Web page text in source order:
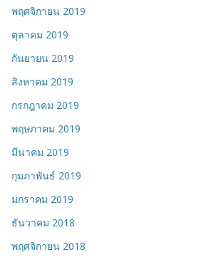
พฤศจิกายน 2019
ตุลาคม 2019
กันยายน 2019
สิงหาคม 2019
กรกฎาคม 2019
พฤษภาคม 2019
มีนาคม 2019
กุมภาพันธ์ 2019
มกราคม 2019
ธันวาคม 2018
พฤศจิกายน 2018